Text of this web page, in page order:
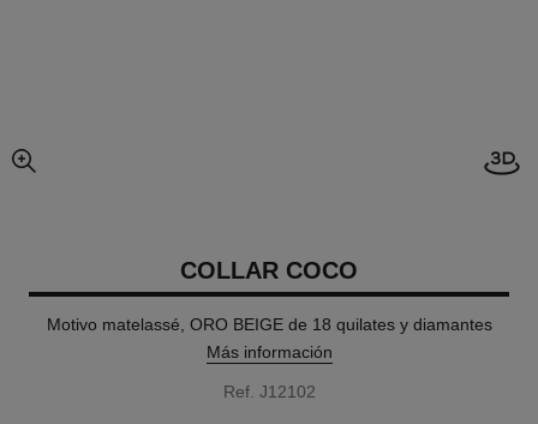
imagen agrandada
COLLAR COCO
Motivo matelassé, ORO BEIGE de 18 quilates y diamantes
Más información
Ref. J12102